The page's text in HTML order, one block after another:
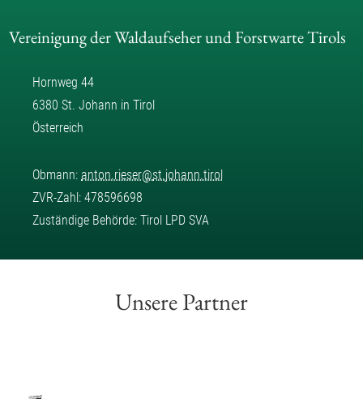
Vereinigung der Waldaufseher und Forstwarte Tirols
Hornweg 44
6380 St. Johann in Tirol
Österreich
Obmann: anton.rieser@st.johann.tirol
ZVR-Zahl: 478596698
Zuständige Behörde: Tirol LPD SVA
Unsere Partner